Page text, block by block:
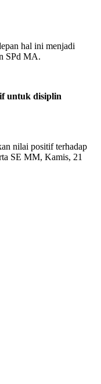
hal ini menjadi
SPd MA.
untuk disiplin
nilai positif terhadap
SE MM, Kamis, 21